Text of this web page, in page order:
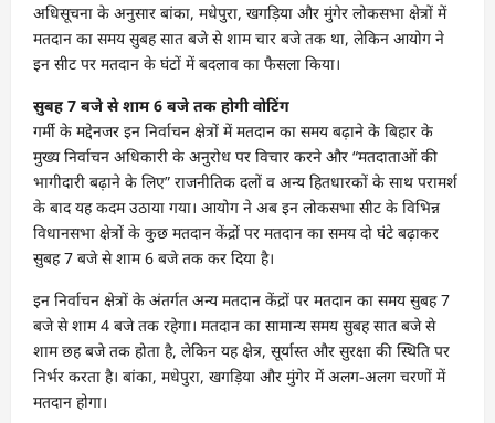
अधिसूचना के अनुसार बांका, मधेपुरा, खगड़िया और मुंगेर लोकसभा क्षेत्रों में
मतदान का समय सुबह सात बजे से शाम चार बजे तक था, लेकिन आयोग ने
इन सीट पर मतदान के घंटों में बदलाव का फैसला किया।
सुबह 7 बजे से शाम 6 बजे तक होगी वोटिंग
गर्मी के मद्देनजर इन निर्वाचन क्षेत्रों में मतदान का समय बढ़ाने के बिहार के
मुख्य निर्वाचन अधिकारी के अनुरोध पर विचार करने और “मतदाताओं की
भागीदारी बढ़ाने के लिए” राजनीतिक दलों व अन्य हितधारकों के साथ परामर्श
के बाद यह कदम उठाया गया। आयोग ने अब इन लोकसभा सीट के विभिन्न
विधानसभा क्षेत्रों के कुछ मतदान केंद्रों पर मतदान का समय दो घंटे बढ़ाकर
सुबह 7 बजे से शाम 6 बजे तक कर दिया है।
इन निर्वाचन क्षेत्रों के अंतर्गत अन्य मतदान केंद्रों पर मतदान का समय सुबह 7
बजे से शाम 4 बजे तक रहेगा। मतदान का सामान्य समय सुबह सात बजे से
शाम छह बजे तक होता है, लेकिन यह क्षेत्र, सूर्यास्त और सुरक्षा की स्थिति पर
निर्भर करता है। बांका, मधेपुरा, खगड़िया और मुंगेर में अलग-अलग चरणों में
मतदान होगा।